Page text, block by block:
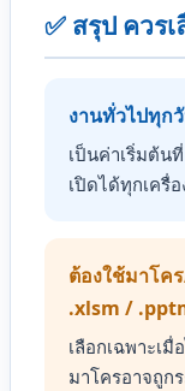
✅ สรุป ควร
งานทั่วไปทุก
เป็นค่าเริ่มต้น
เปิดได้ทุกเครื่
ต้องใช้มาโค
.xlsm /
เลือกเฉพาะเ
มาโครอาจถูก